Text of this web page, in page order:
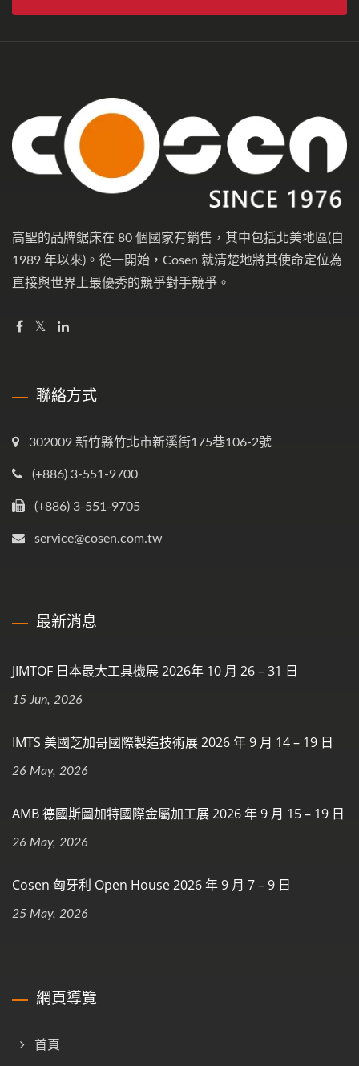
高聖的品牌鋸床在 80 個國家有銷售，其中包括北美地區(自
1989 年以來)。從一開始，Cosen 就清楚地將其使命定位為
直接與世界上最優秀的競爭對手競爭。
聯絡方式
302009 新竹縣竹北市新溪街175巷106-2號
(+886) 3-551-9700
(+886) 3-551-9705
service@cosen.com.tw
最新消息
JIMTOF 日本最大工具機展 2026年 10 月 26 – 31 日
15 Jun, 2026
IMTS 美國芝加哥國際製造技術展 2026 年 9 月 14 – 19 日
26 May, 2026
AMB 德國斯圖加特國際金屬加工展 2026 年 9 月 15 – 19 日
26 May, 2026
Cosen 匈牙利 Open House 2026 年 9 月 7 – 9 日
25 May, 2026
網頁導覽
首頁